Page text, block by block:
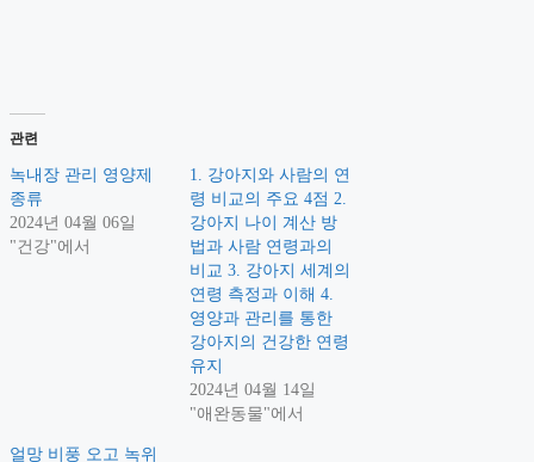
관련
녹내장 관리 영양제
종류
2024년 04월 06일
"건강"에서
1. 강아지와 사람의 연
령 비교의 주요 4점 2.
강아지 나이 계산 방
법과 사람 연령과의
비교 3. 강아지 세계의
연령 측정과 이해 4.
영양과 관리를 통한
강아지의 건강한 연령
유지
2024년 04월 14일
"애완동물"에서
얼망 비풍 오고 녹위